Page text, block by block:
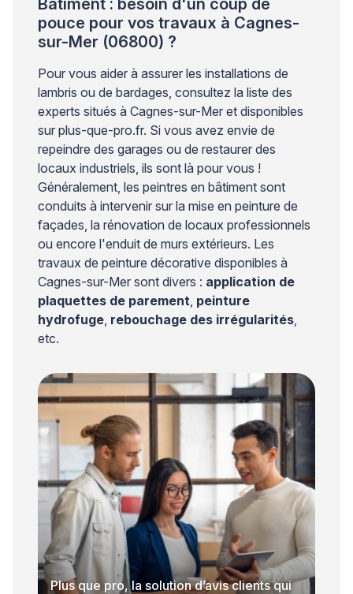
pouce pour vos travaux à Cagnes-
sur-Mer (06800) ?
Pour vous aider à assurer les installations de
lambris ou de bardages, consultez la liste des
experts situés à Cagnes-sur-Mer et disponibles
sur plus-que-pro.fr. Si vous avez envie de
repeindre des garages ou de restaurer des
locaux industriels, ils sont là pour vous !
Généralement, les peintres en bâtiment sont
conduits à intervenir sur la mise en peinture de
façades, la rénovation de locaux professionnels
ou encore l'enduit de murs extérieurs. Les
travaux de peinture décorative disponibles à
Cagnes-sur-Mer sont divers : application de
plaquettes de parement peinture
hydrofuge rebouchage des irrégularités
etc.
Plus que pro, la solution d’avis clients qui